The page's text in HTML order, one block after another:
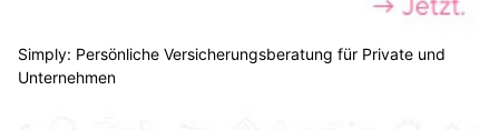
Simply: Persönliche Versicherungsberatung für Private und
Unternehmen